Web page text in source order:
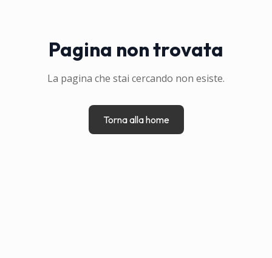
Pagina non trovata
La pagina che stai cercando non esiste.
Torna alla home